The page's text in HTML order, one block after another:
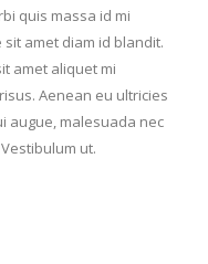
quis massa id mi
amet diam id blandit.
amet aliquet mi
Aenean eu ultricies
augue, malesuada nec
ut.